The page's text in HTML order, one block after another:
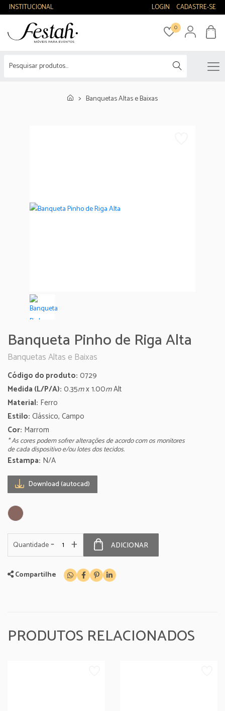
INSTITUCIONAL LOGIN CADASTRE-SE
0
Banquetas Altas e Baixas
Banqueta Pinho de Riga Alta
Banquetas Altas e Baixas
Código do produto: 0729
Medida (L/P/A): 0.35mx 1.00mAlt
Material: Ferro
Estilo: Clássico, Campo
Cor: Marrom
* As cores podem sofrer alterações de acordo com os monitores
de cada dispositivo e/ou lotes dos tecidos.
Estampa: N/A
Download (autocad)
Quantidade- + ADICIONAR
Compartilhe
PRODUTOS RELACIONADOS